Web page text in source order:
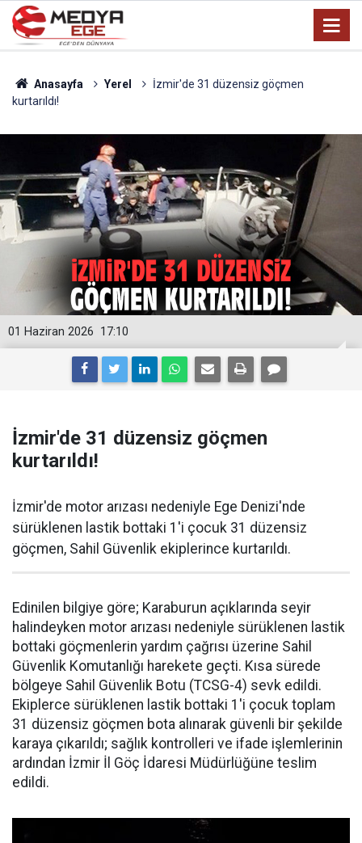
Anasayfa Yerel
İzmir'de 31 düzensiz göçmen
kurtarıldı!
17:10
01 Haziran 2026
İzmir'de 31 düzensiz göçmen
kurtarıldı!
İzmir'de motor arızası nedeniyle Ege Denizi'nde
sürüklenen lastik bottaki 1'i çocuk 31 düzensiz
göçmen, Sahil Güvenlik ekiplerince kurtarıldı.
Edinilen bilgiye göre; Karaburun açıklarında seyir
halindeyken motor arızası nedeniyle sürüklenen lastik
bottaki göçmenlerin yardım çağrısı üzerine Sahil
Güvenlik Komutanlığı harekete geçti. Kısa sürede
bölgeye Sahil Güvenlik Botu (TCSG-4) sevk edildi.
Ekiplerce sürüklenen lastik bottaki 1'i çocuk toplam
31 düzensiz göçmen bota alınarak güvenli bir şekilde
karaya çıkarıldı; sağlık kontrolleri ve ifade işlemlerinin
ardından İzmir İl Göç İdaresi Müdürlüğüne teslim
edildi.